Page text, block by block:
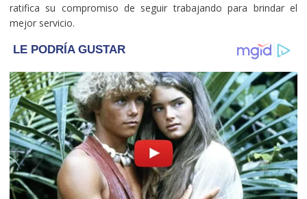
ratifica su compromiso de seguir trabajando para brindar el
mejor servicio.